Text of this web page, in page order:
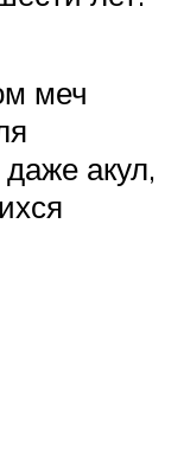
меч
акул,